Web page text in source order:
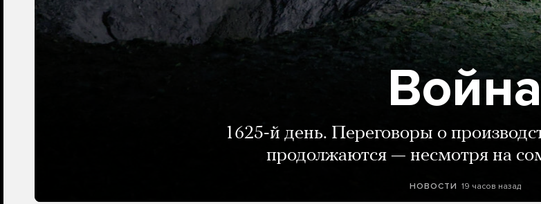
1625-й день. Переговоры о
продолжаются — несмотря на
НОВОСТИ 19 часов назад